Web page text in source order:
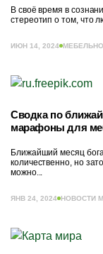
В своё время в
стереотип о том, что
ИЮН 14, 2024
Сводка по
марафоны для
Ближайший месяц
количественно, но
можно...
ЯНВ 24, 2024 НОВОСТИ